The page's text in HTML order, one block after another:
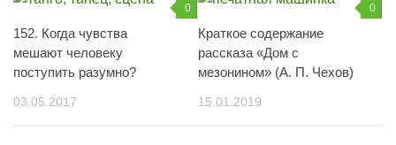
0
152. Когда чувства
мешают человеку
поступить разумно?
03.05.2017
0
Краткое содержание
рассказа «Дом с
мезонином» (А. П. Чехов)
15.01.2019